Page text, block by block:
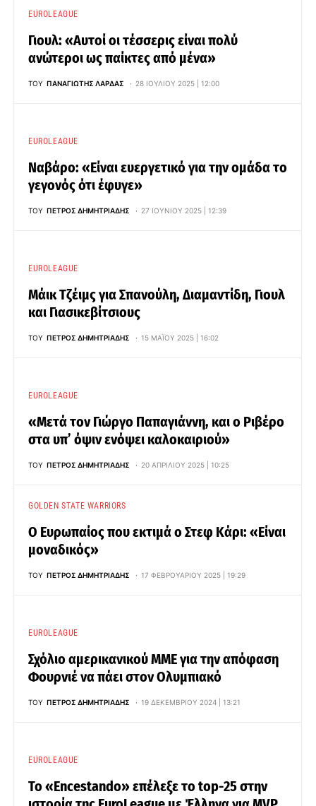
EUROLEAGUE
Γιουλ: «Αυτοί οι τέσσερις είναι πολύ
ανώτεροι ως παίκτες από μένα»
ΤΟΥ ΠΑΝΑΓΙΏΤΗΣ ΛΆΡΔΑΣ 28 ΙΟΥΛΊΟΥ 2025 | 12:00
EUROLEAGUE
Ναβάρο: «Είναι ευεργετικό για την ομάδα το
γεγονός ότι έφυγε»
ΤΟΥ ΠΈΤΡΟΣ ΔΗΜΗΤΡΙΆΔΗΣ 27 ΙΟΥΝΊΟΥ 2025 | 12:39
EUROLEAGUE
Μάικ Τζέιμς για Σπανούλη, Διαμαντίδη, Γιουλ
και Γιασικεβίτσιους
ΤΟΥ ΠΈΤΡΟΣ ΔΗΜΗΤΡΙΆΔΗΣ 15 ΜΑΪ́ΟΥ 2025 | 16:02
EUROLEAGUE
«Μετά τον Γιώργο Παπαγιάννη, και ο Ριβέρο
στα υπ’ όψιν ενόψει καλοκαιριού»
ΤΟΥ ΠΈΤΡΟΣ ΔΗΜΗΤΡΙΆΔΗΣ 20 ΑΠΡΙΛΊΟΥ 2025 | 10:25
GOLDEN STATE WARRIORS
Ο Ευρωπαίος που εκτιμά ο Στεφ Κάρι: «Είναι
μοναδικός»
ΤΟΥ ΠΈΤΡΟΣ ΔΗΜΗΤΡΙΆΔΗΣ 17 ΦΕΒΡΟΥΑΡΊΟΥ 2025 | 19:29
EUROLEAGUE
Σχόλιο αμερικανικού ΜΜΕ για την απόφαση
Φουρνιέ να πάει στον Ολυμπιακό
ΤΟΥ ΠΈΤΡΟΣ ΔΗΜΗΤΡΙΆΔΗΣ 19 ΔΕΚΕΜΒΡΊΟΥ 2024 | 13:21
EUROLEAGUE
Το «Encestando» επέλεξε το top-25 στην